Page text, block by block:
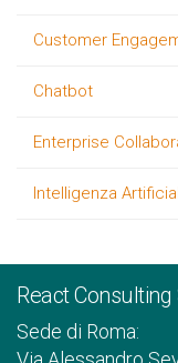
Customer
Chatbot
Enterprise
Intelligenza
React
Sede di Roma: